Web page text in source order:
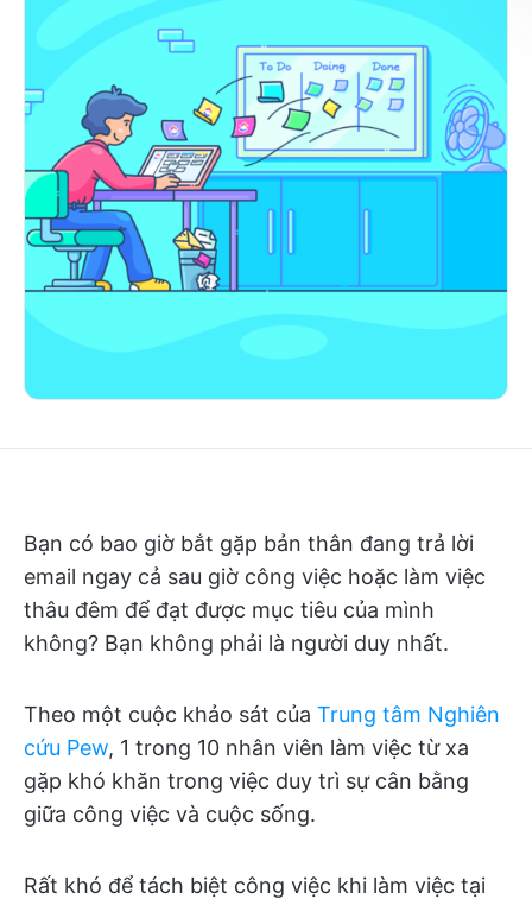
Bạn có bao giờ bắt gặp bản thân đang trả lời
email ngay cả sau giờ công việc hoặc làm việc
thâu đêm để đạt được mục tiêu của mình
không? Bạn không phải là người duy nhất.
Theo một cuộc khảo sát của Trung tâm Nghiên
cứu Pew, 1 trong 10 nhân viên làm việc từ xa
gặp khó khăn trong việc duy trì sự cân bằng
giữa công việc và cuộc sống.
Rất khó để tách biệt công việc khi làm việc tại